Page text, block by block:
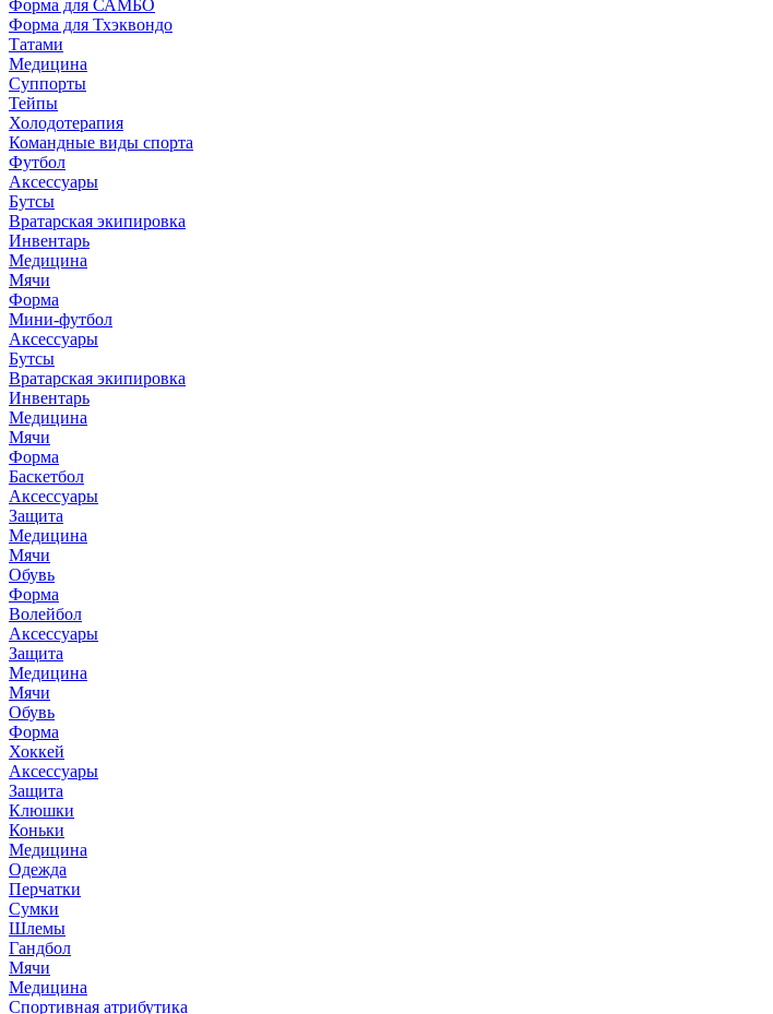
Форма для САМБО
Форма для Тхэквондо
Татами
Медицина
Суппорты
Тейпы
Холодотерапия
Командные виды спорта
Футбол
Аксессуары
Бутсы
Вратарская экипировка
Инвентарь
Медицина
Мячи
Форма
Мини-футбол
Аксессуары
Бутсы
Вратарская экипировка
Инвентарь
Медицина
Мячи
Форма
Баскетбол
Аксессуары
Защита
Медицина
Мячи
Обувь
Форма
Волейбол
Аксессуары
Защита
Медицина
Мячи
Обувь
Форма
Хоккей
Аксессуары
Защита
Клюшки
Коньки
Медицина
Одежда
Перчатки
Сумки
Шлемы
Гандбол
Мячи
Медицина
Спортивная атрибутика